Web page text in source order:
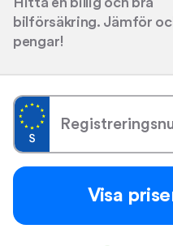
bilförsäkring. Jämför
pengar!
Visa